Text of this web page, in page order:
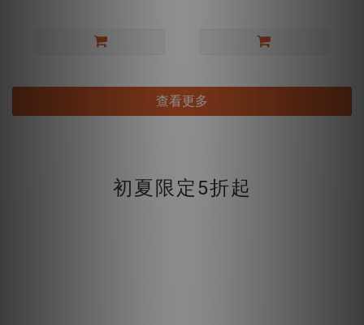
查看更多
初夏限定5折起